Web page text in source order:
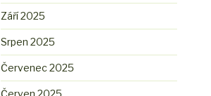
Září 2025
Srpen 2025
Červenec 2025
Červen 2025